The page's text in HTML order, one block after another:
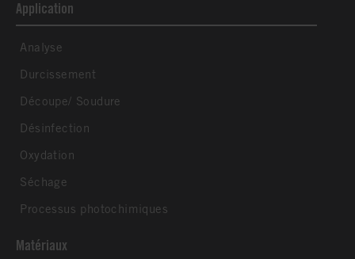
Application
Analyse
Durcissement
Découpe/ Soudure
Désinfection
Oxydation
Séchage
Processus photochimiques
Matériaux